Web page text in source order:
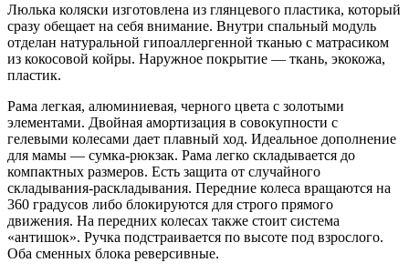
Люлька коляски изготовлена из глянцевого пластика, который
сразу обещает на себя внимание. Внутри спальный модуль
отделан натуральной гипоаллергенной тканью с матрасиком
из кокосовой койры. Наружное покрытие — ткань, экокожа,
пластик.
Рама легкая, алюминиевая, черного цвета с золотыми
элементами. Двойная амортизация в совокупности с
гелевыми колесами дает плавный ход. Идеальное дополнение
для мамы — сумка-рюкзак. Рама легко складывается до
компактных размеров. Есть защита от случайного
складывания-раскладывания. Передние колеса вращаются на
360 градусов либо блокируются для строго прямого
движения. На передних колесах также стоит система
«антишок». Ручка подстраивается по высоте под взрослого.
Оба сменных блока реверсивные.